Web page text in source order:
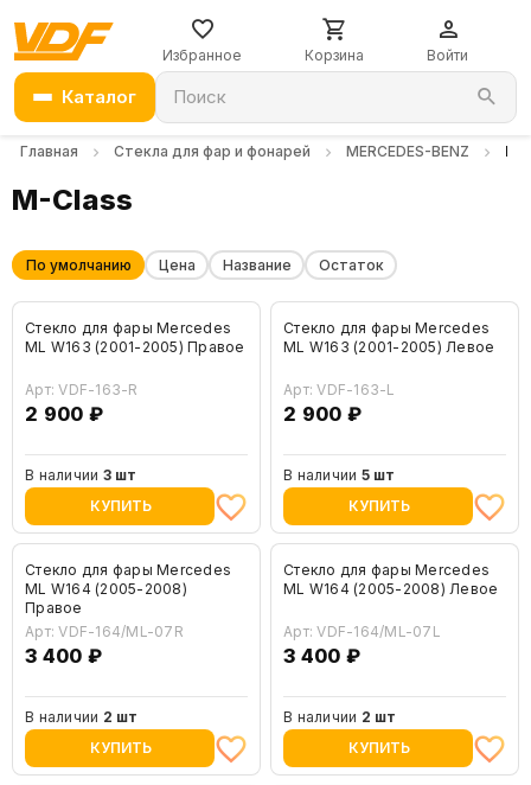
Избранное Корзина Войти
Каталог Поиск
Главная Стекла для фар и фонарей MERCEDES-BENZ M-
M-Class
По умолчанию Цена Название Остаток
Стекло для фары Mercedes
ML W163 (2001-2005) Правое
Арт: VDF-163-R
2 900 ₽
В наличии 3 шт
КУПИТЬ
Стекло для фары Mercedes
ML W163 (2001-2005) Левое
Арт: VDF-163-L
2 900 ₽
В наличии 5 шт
КУПИТЬ
Стекло для фары Mercedes
ML W164 (2005-2008)
Правое
Арт: VDF-164/ML-07R
3 400 ₽
В наличии 2 шт
КУПИТЬ
Стекло для фары Mercedes
ML W164 (2005-2008) Левое
Арт: VDF-164/ML-07L
3 400 ₽
В наличии 2 шт
КУПИТЬ